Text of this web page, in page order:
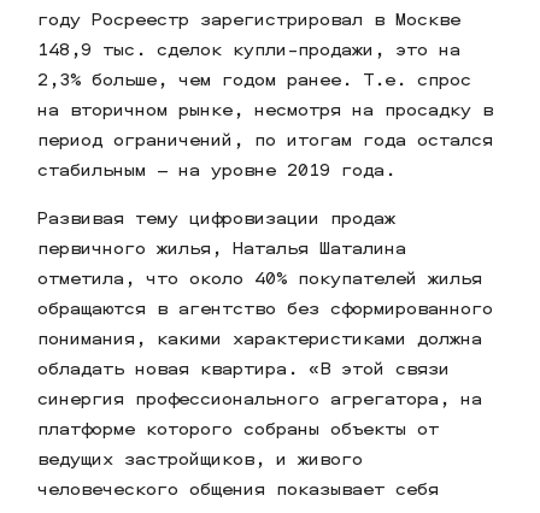
году Росреестр зарегистрировал в Москве
148,9 тыс. сделок купли-продажи, это на
2,3% больше, чем годом ранее. Т.е. спрос
на вторичном рынке, несмотря на просадку в
период ограничений, по итогам года остался
стабильным – на уровне 2019 года.
Развивая тему цифровизации продаж
первичного жилья, Наталья Шаталина
отметила, что около 40% покупателей жилья
обращаются в агентство без сформированного
понимания, какими характеристиками должна
обладать новая квартира. «В этой связи
синергия профессионального агрегатора, на
платформе которого собраны объекты от
ведущих застройщиков, и живого
человеческого общения показывает себя